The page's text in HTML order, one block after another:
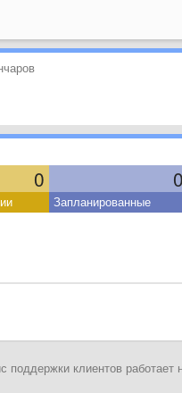
0 0
Запланированные
поддержки клиентов